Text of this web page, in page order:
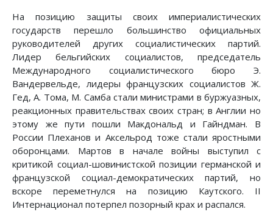
На позицию защиты своих империалистических
государств перешло большинство официальных
руководителей других социалистических партий.
Лидер бельгийских социалистов, председатель
Международного социалистического бюро Э.
Вандервельде, лидеры французских социалистов Ж.
Гед, А. Тома, М. Самба стали министрами в буржуазных,
реакционных правительствах своих стран; в Англии но
этому же пути пошли Макдональд и Гайндман. В
России Плеханов и Аксельрод тоже стали яростными
оборонцами. Мартов в начале войны выступил с
критикой социал-шовинистской позиции германской и
французской социал-демократических партий, но
вскоре переметнулся на позицию Каутского. II
Интернационал потерпел позорный крах и распался.